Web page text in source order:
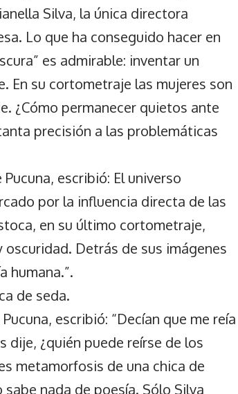
Silva, la única directora
Lo que ha conseguido hacer en
es admirable: inventar un
En su cortometraje las mujeres son
¿Cómo permanecer quietos ante
precisión a las problemáticas
escribió: El universo
por la influencia directa de las
en su último cortometraje,
Detrás de sus imágenes
humana.”.
de seda.
escribió: “Decían que me reía
dije, ¿quién puede reírse de los
metamorfosis de una chica de
nada de poesía. Sólo Silva